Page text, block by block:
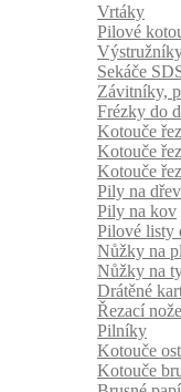
Vrtáky
Pilové
Sekáče
Závitníky,
Frézky do
Kotouče
Kotouče
Kotouče
Pily na
Pily na kov
Pilové listy
Nůžky na
Nůžky na
Drátěné
Řezací nože
Pilníky
Kotouče
Kotouče